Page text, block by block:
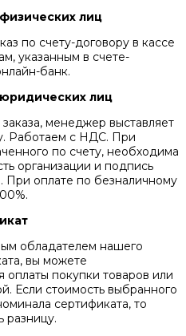
лиц
по счету-договору в кассе
указанным в счете-
банк.
лиц
менеджер выставляет
Работаем с НДС. При
по счету, необходима
организации и подпись
При оплате по безналичному
обладателем нашего
вы можете
оплаты покупки товаров или
Если стоимость выбранного
сертификата, то
разницу.